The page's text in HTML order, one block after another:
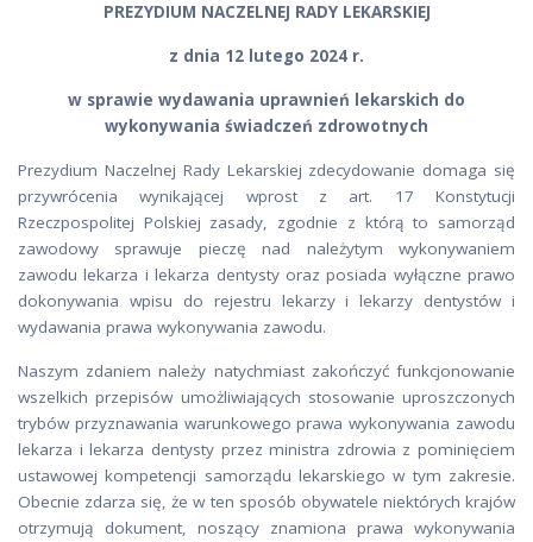
PREZYDIUM NACZELNEJ RADY LEKARSKIEJ
z dnia 12 lutego 2024 r.
w sprawie wydawania uprawnień lekarskich do
wykonywania świadczeń zdrowotnych
Prezydium Naczelnej Rady Lekarskiej zdecydowanie domaga się
przywrócenia wynikającej wprost z art. 17 Konstytucji
Rzeczpospolitej Polskiej zasady, zgodnie z którą to samorząd
zawodowy sprawuje pieczę nad należytym wykonywaniem
zawodu lekarza i lekarza dentysty oraz posiada wyłączne prawo
dokonywania wpisu do rejestru lekarzy i lekarzy dentystów i
wydawania prawa wykonywania zawodu.
Naszym zdaniem należy natychmiast zakończyć funkcjonowanie
wszelkich przepisów umożliwiających stosowanie uproszczonych
trybów przyznawania warunkowego prawa wykonywania zawodu
lekarza i lekarza dentysty przez ministra zdrowia z pominięciem
ustawowej kompetencji samorządu lekarskiego w tym zakresie.
Obecnie zdarza się, że w ten sposób obywatele niektórych krajów
otrzymują dokument, noszący znamiona prawa wykonywania